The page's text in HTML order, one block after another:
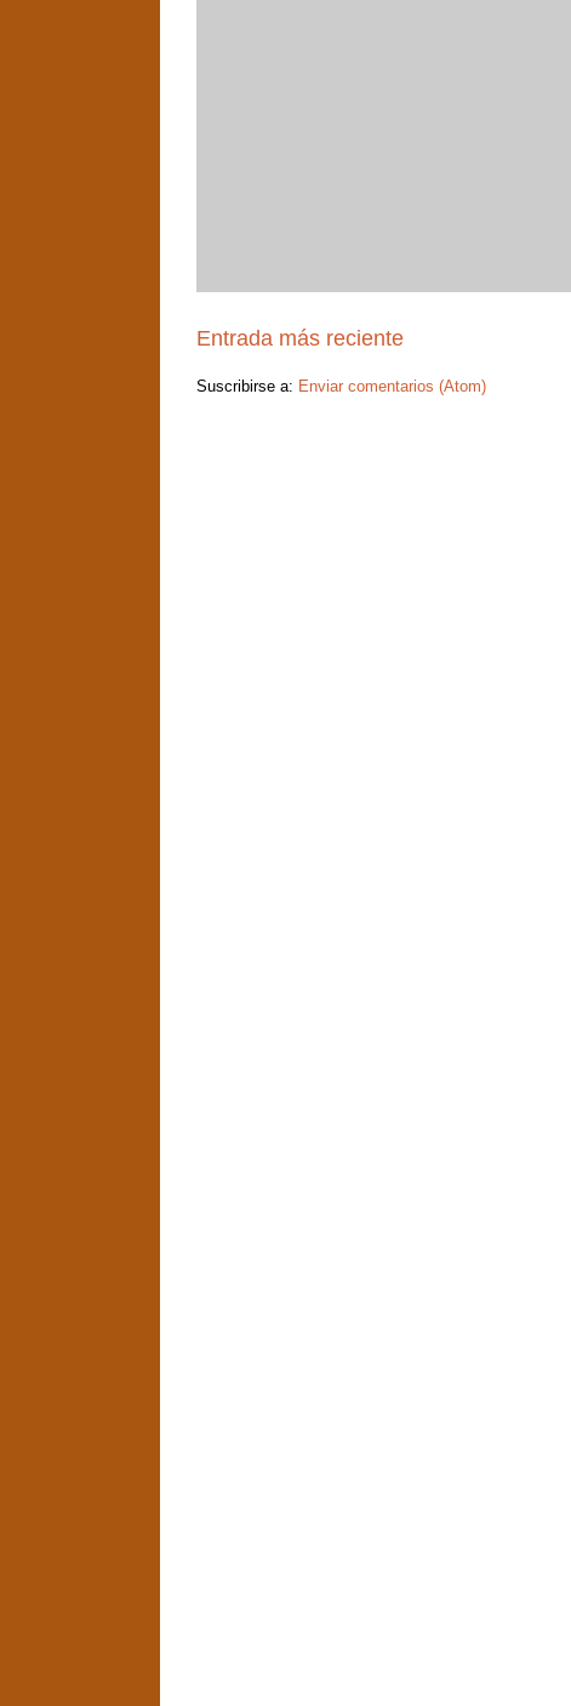
Entrada más reciente
Suscribirse a: Enviar comentarios (Atom)